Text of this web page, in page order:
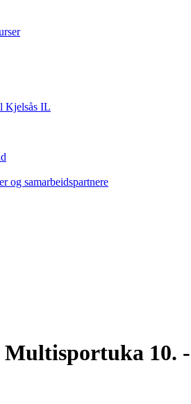
Kjelsås IL
og samarbeidspartnere
Multisportuka 10. -